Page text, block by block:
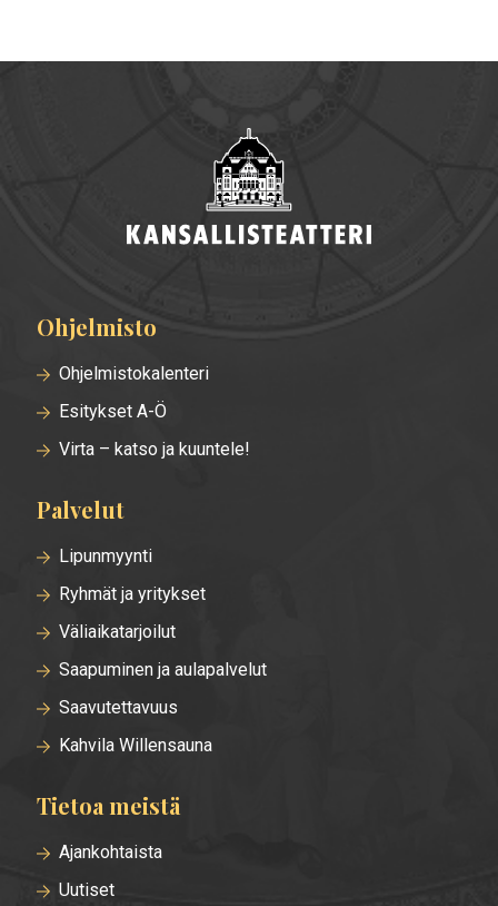
Alatunnisteen
valikko
Ohjelmisto
Ohjelmistokalenteri
Esitykset A-Ö
Virta – katso ja kuuntele!
Palvelut
Lipunmyynti
Ryhmät ja yritykset
Väliaikatarjoilut
Saapuminen ja aulapalvelut
Saavutettavuus
Kahvila Willensauna
Tietoa meistä
Ajankohtaista
Uutiset